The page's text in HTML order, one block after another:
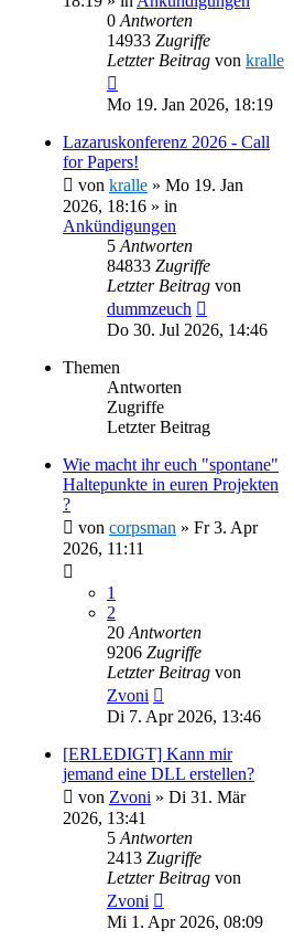
0 Antworten
14933 Zugriffe
Letzter Beitrag von kralle
Mo 19. Jan 2026, 18:19
Lazaruskonferenz 2026 - Call
for Papers!
von kralle » Mo 19. Jan
2026, 18:16 » in
Ankündigungen
5 Antworten
84833 Zugriffe
Letzter Beitrag von
dummzeuch
Do 30. Jul 2026, 14:46
Themen
Antworten
Zugriffe
Letzter Beitrag
Wie macht ihr euch "spontane"
Haltepunkte in euren Projekten
?
von corpsman » Fr 3. Apr
2026, 11:11
1
2
20 Antworten
9206 Zugriffe
Letzter Beitrag von
Zvoni
Di 7. Apr 2026, 13:46
[ERLEDIGT] Kann mir
jemand eine DLL erstellen?
von Zvoni » Di 31. Mär
2026, 13:41
5 Antworten
2413 Zugriffe
Letzter Beitrag von
Zvoni
Mi 1. Apr 2026, 08:09